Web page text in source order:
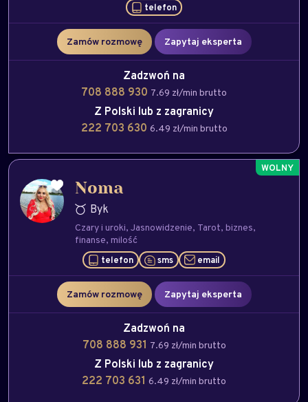
telefon
Zamów rozmowę Zapytaj eksperta
Zadzwoń na
708 888 930 7.69 zł/min brutto
Z Polski lub z zagranicy
222 703 630 6.49 zł/min brutto
Noma
Byk
Czary i uroki Jasnowidzenie Tarot biznes
finanse milość
telefon sms email
Zamów rozmowę Zapytaj eksperta
Zadzwoń na
708 888 931 7.69 zł/min brutto
Z Polski lub z zagranicy
222 703 631 6.49 zł/min brutto